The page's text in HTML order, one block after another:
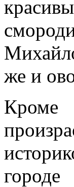
же и
Кроме